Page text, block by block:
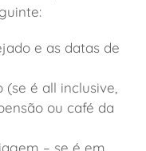
e as datas de
é all inclusive,
ou café da
– se é em